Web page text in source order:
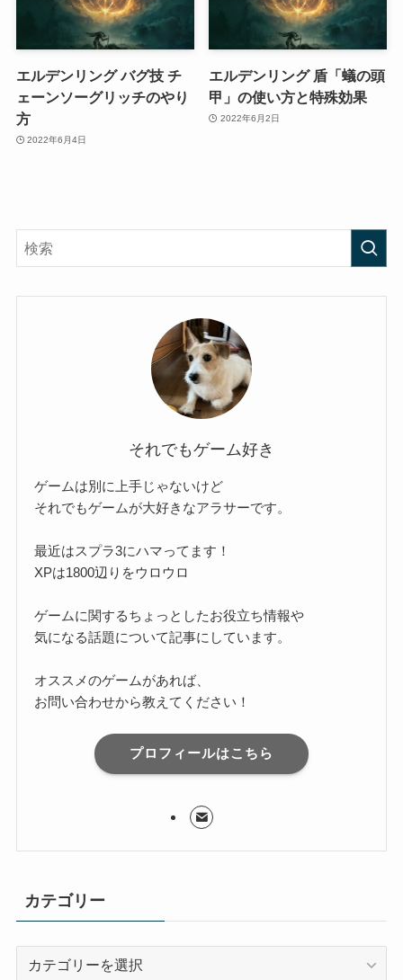
エルデンリング バグ技 チ
ェーンソーグリッチのやり
方
2022年6月4日
エルデンリング 盾「蟻の頭
甲」の使い方と特殊効果
2022年6月2日
それでもゲーム好き
ゲームは別に上手じゃないけど
それでもゲームが大好きなアラサーです。
最近はスプラ3にハマってます！
XPは1800辺りをウロウロ
ゲームに関するちょっとしたお役立ち情報や
気になる話題について記事にしています。
オススメのゲームがあれば、
お問い合わせから教えてください！
プロフィールはこちら
カテゴリー